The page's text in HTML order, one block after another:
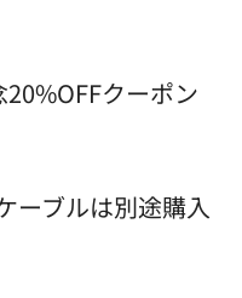
クーポン
ーブルは別途購入